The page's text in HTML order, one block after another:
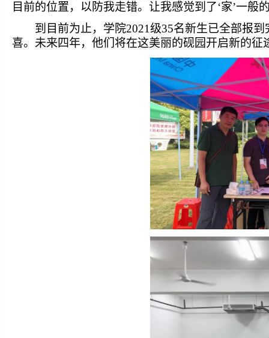
目前的位置，以防我走错。让我感觉到了‘家’一般
到目前为止，学院2021级35名新生已全部报到
喜。未来四年，他们将在这美丽的砚园开启新的征